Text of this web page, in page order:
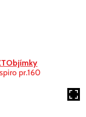
Objímky
pr.160